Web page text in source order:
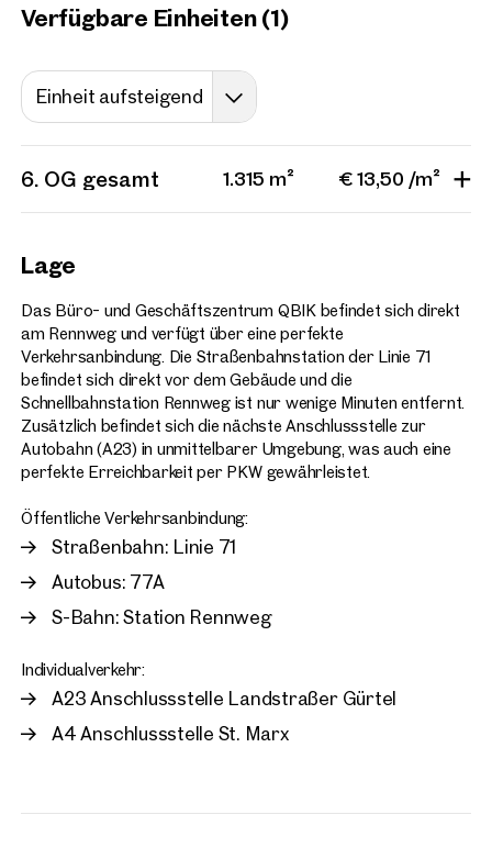
Verfügbare Einheiten (1)
Einheit aufsteigend
6. OG gesamt 1.315 m² € 13,50 /m²
Lage
Das Büro- und Geschäftszentrum QBIK befindet sich direkt
am Rennweg und verfügt über eine perfekte
Verkehrsanbindung. Die Straßenbahnstation der Linie 71
befindet sich direkt vor dem Gebäude und die
Schnellbahnstation Rennweg ist nur wenige Minuten entfernt.
Zusätzlich befindet sich die nächste Anschlussstelle zur
Autobahn (A23) in unmittelbarer Umgebung, was auch eine
perfekte Erreichbarkeit per PKW gewährleistet.
Öffentliche Verkehrsanbindung:
Straßenbahn: Linie 71
Autobus: 77A
S-Bahn: Station Rennweg
Individualverkehr:
A23 Anschlussstelle Landstraßer Gürtel
A4 Anschlussstelle St. Marx
Projekte
LOFT Bürogebäude
7 Einheiten
ab ca. 320 m²
Verfügbar Nach